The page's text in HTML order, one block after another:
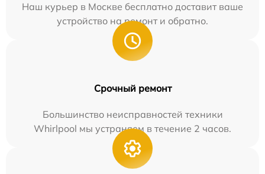
Наш курьер в Москве бесплатно доставит ваше
устройство на ремонт и обратно.
Срочный ремонт
Большинство неисправностей техники
Whirlpool мы устраняем в течение 2 часов.